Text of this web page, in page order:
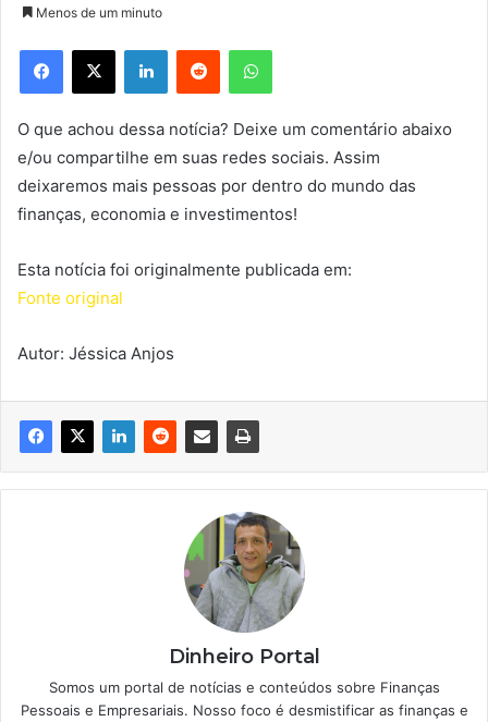
Menos de um minuto
Facebook
X LinkedinReddit WhatsApp
O que achou dessa notícia? Deixe um comentário abaixo
e/ou compartilhe em suas redes sociais. Assim
deixaremos mais pessoas por dentro do mundo das
finanças, economia e investimentos!
Esta notícia foi originalmente publicada em:
Fonte original
Autor: Jéssica Anjos
Dinheiro Portal
Somos um portal de notícias e conteúdos sobre Finanças
Pessoais e Empresariais. Nosso foco é desmistificar as finanças e